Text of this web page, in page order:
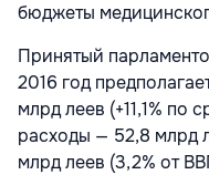
бюджеты
Принятый
2016 год
млрд леев (+11,1% по
расходы — 52,8 млрд
млрд леев (3,2% от